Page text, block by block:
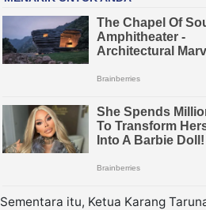
Sementara itu, Ketua Karang